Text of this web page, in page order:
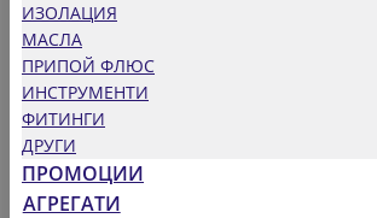
ИЗОЛАЦИЯ
МАСЛА
ПРИПОЙ ФЛЮС
ИНСТРУМЕНТИ
ФИТИНГИ
ДРУГИ
ПРОМОЦИИ
АГРЕГАТИ